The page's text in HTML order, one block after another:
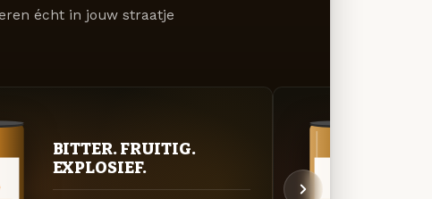
écht in jouw straatje
BITTER. FRUITIG.
EXPLOSIEF.